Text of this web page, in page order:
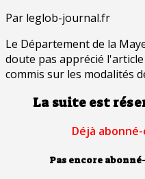
Par leglob-journal.fr
Le Département de la
doute pas apprécié
commis sur les modalités
La suite est
Déjà abonné-
Pas encore